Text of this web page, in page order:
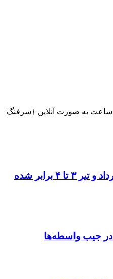
بیش از {سه|3|2|4} ساعت به صورت آنلاین {سرفنگ|
*چرا قبض آب و برق خرداد و تیر ۳ تا ۴ برابر شده
در جیب واسطه‌ها